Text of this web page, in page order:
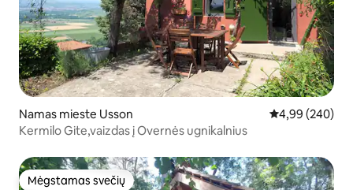
Namas mieste Usson Vidutinis
4,99 (240)
Kermilo Gite,vaizdas į Overnės ugnikalnius
Mėgstamas svečių